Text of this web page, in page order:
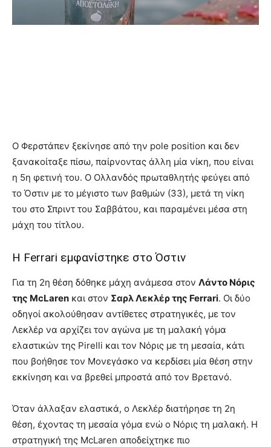
Ο Φερστάπεν ξεκίνησε από την pole position και δεν
ξανακοίταξε πίσω, παίρνοντας άλλη μία νίκη, που είναι
η 5η φετινή του. Ο Ολλανδός πρωταθλητής φεύγει από
το Όστιν με το μέγιστο των βαθμών (33), μετά τη νίκη
του στο Σπριντ του Σαββάτου, και παραμένει μέσα στη
μάχη του τίτλου.
Η Ferrari εμφανίστηκε στο Όστιν
Για τη 2η θέση δόθηκε μάχη ανάμεσα στον Λάντο Νόρις
της McLaren και στον Σαρλ Λεκλέρ της Ferrari. Οι δύο
οδηγοί ακολούθησαν αντίθετες στρατηγικές, με τον
Λεκλέρ να αρχίζει τον αγώνα με τη μαλακή γόμα
ελαστικών της Pirelli και τον Νόρις με τη μεσαία, κάτι
που βοήθησε τον Μονεγάσκο να κερδίσει μία θέση στην
εκκίνηση και να βρεθεί μπροστά από τον Βρετανό.
Όταν άλλαξαν ελαστικά, ο Λεκλέρ διατήρησε τη 2η
θέση, έχοντας τη μεσαία γόμα ενώ ο Νόρις τη μαλακή. Η
στρατηγική της McLaren αποδείχτηκε πιο